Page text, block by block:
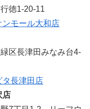
徳1-20-11
モール大和店
区長津田みなみ台4-
タ長津田店
店